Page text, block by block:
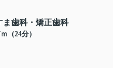
ま歯科・矯正歯科
（24分）